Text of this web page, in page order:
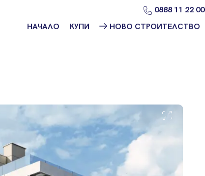
0888 11 22 00
НАЧАЛО КУПИ НОВО СТРОИТЕЛСТВО
строителство
Пловдив
Ново
Бургас